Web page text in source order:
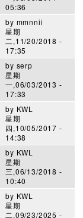
05:36
by mmnnii
星期
二,11/20/2018 -
17:35
by serp
星期
一,06/03/2013 -
17:33
by KWL
星期
四,10/05/2017 -
14:38
by KWL
星期
三,06/13/2018 -
10:40
by KWL
星期
二,09/23/2025 -